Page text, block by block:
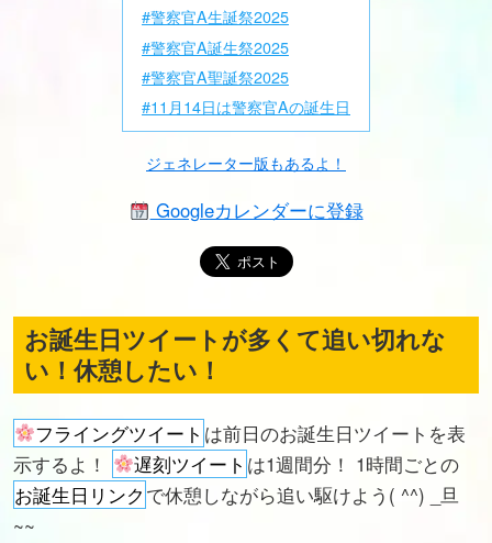
#警察官A生誕祭2025
#警察官A誕生祭2025
#警察官A聖誕祭2025
#11月14日は警察官Aの誕生日
ジェネレーター版もあるよ！
Googleカレンダーに登録
お誕生日ツイートが多くて追い切れな
い！休憩したい！
フライングツイート は前日のお誕生日ツイートを表
示するよ！
遅刻ツイート は1週間分！ 1時間ごとの
お誕生日リンク で休憩しながら追い駆けよう( ^^) _旦
~~